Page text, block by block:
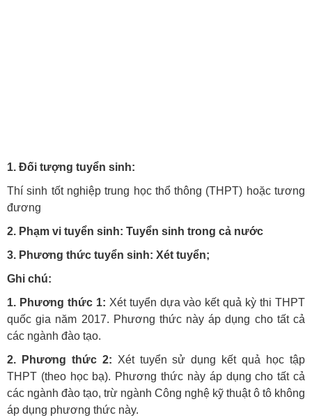
1. Đối tượng tuyển sinh:
Thí sinh tốt nghiệp trung học thổ thông (THPT) hoặc tương
đương
2. Phạm vi tuyển sinh: Tuyển sinh trong cả nước
3. Phương thức tuyển sinh: Xét tuyển;
Ghi chú:
1. Phương thức 1: Xét tuyển dựa vào kết quả kỳ thi THPT
quốc gia năm 2017. Phương thức này áp dụng cho tất cả
các ngành đào tạo.
2. Phương thức 2: Xét tuyển sử dụng kết quả học tập
THPT (theo học bạ). Phương thức này áp dụng cho tất cả
các ngành đào tạo, trừ ngành Công nghệ kỹ thuật ô tô không
áp dụng phương thức này.